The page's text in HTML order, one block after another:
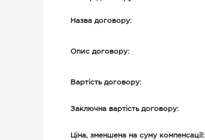
Назва договору:
Опис договору:
Вартість договору:
Заключна вартість договору:
Ціна, зменшена на суму компенсації: